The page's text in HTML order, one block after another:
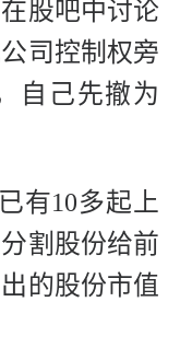
股吧中讨论
司控制权旁
自己先撤为
有10多起上
割股份给前
的股份市值